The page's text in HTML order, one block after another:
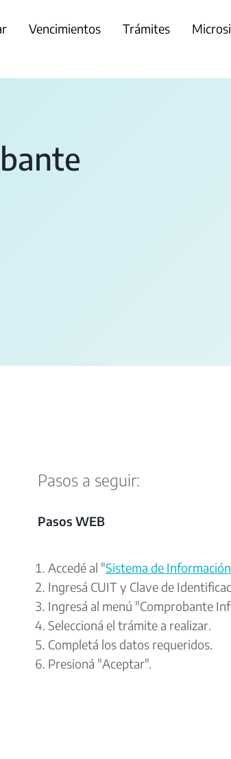
Vencimientos Trámites
Pasos a seguir:
Pasos WEB
Accedé al "Sistema de
Ingresá CUIT y Clave de
Ingresá al menú "Comprobante
Seleccioná el trámite a realizar.
Completá los datos requeridos.
Presioná "Aceptar".